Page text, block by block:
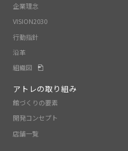
企業理念
VISION2030
行動指針
沿革
組織図
アトレの取り組み
館づくりの要素
開発コンセプト
店舗一覧